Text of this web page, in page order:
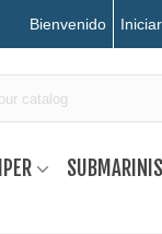
Bienvenido